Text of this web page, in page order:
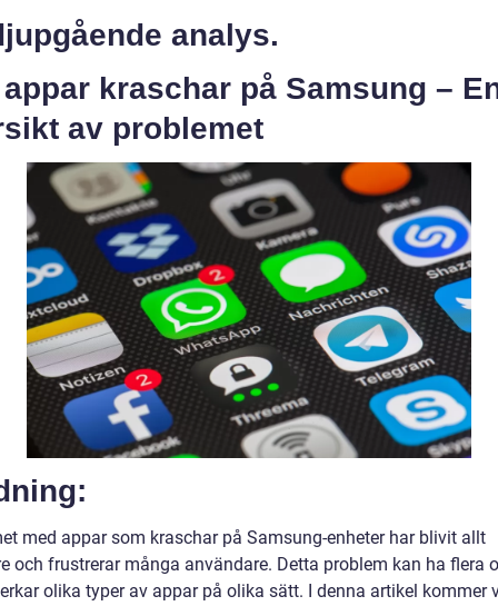
analys.
kraschar på Samsung –
av problemet
med appar som kraschar på Samsung-enheter har blivit allt
och frustrerar många användare. Detta problem kan ha flera
olika typer av appar på olika sätt. I denna artikel kommer